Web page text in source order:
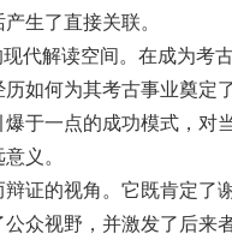
生了直接关联。
代解读空间。在成为考
如何为其考古事业奠定
于一点的成功模式，对
义。
证的视角。它既肯定
众视野，并激发了后